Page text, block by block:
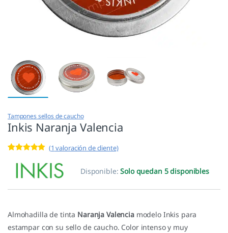
Tampones sellos de caucho
Inkis Naranja Valencia
5.00 de 5 en
base a
valoración de
(1 valoración de cliente)
Disponible:Solo quedan 5 disponibles
Almohadilla de tinta Naranja Valencia modelo Inkis para
estampar con su sello de caucho. Color intenso y muy